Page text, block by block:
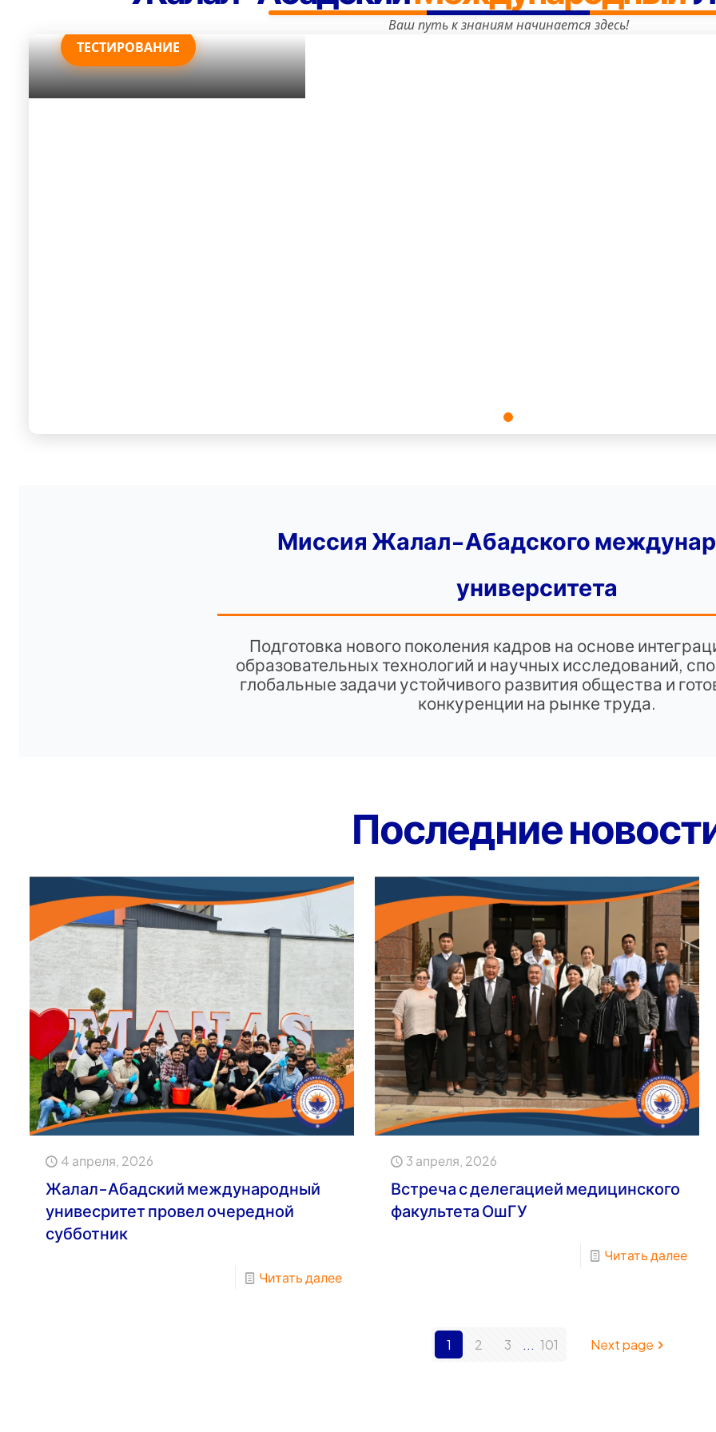
Ваш путь к знаниям начинается здесь!
ТЕСТИРОВАНИЕ
Миссия Жалал-Абадского
университета
Подготовка нового поколения кадров на основе
образовательных технологий и научных исследований,
глобальные задачи устойчивого развития общества и
конкуренции на рынке труда.
Последние
4 апреля, 2026
Жалал-Абадский международный
унивесритет провел очередной
субботник
Читать далее
3 апреля, 2026
Встреча с делегацией медицинского
факультета ОшГУ
Читать далее
1 2 3 ... 101 Next page